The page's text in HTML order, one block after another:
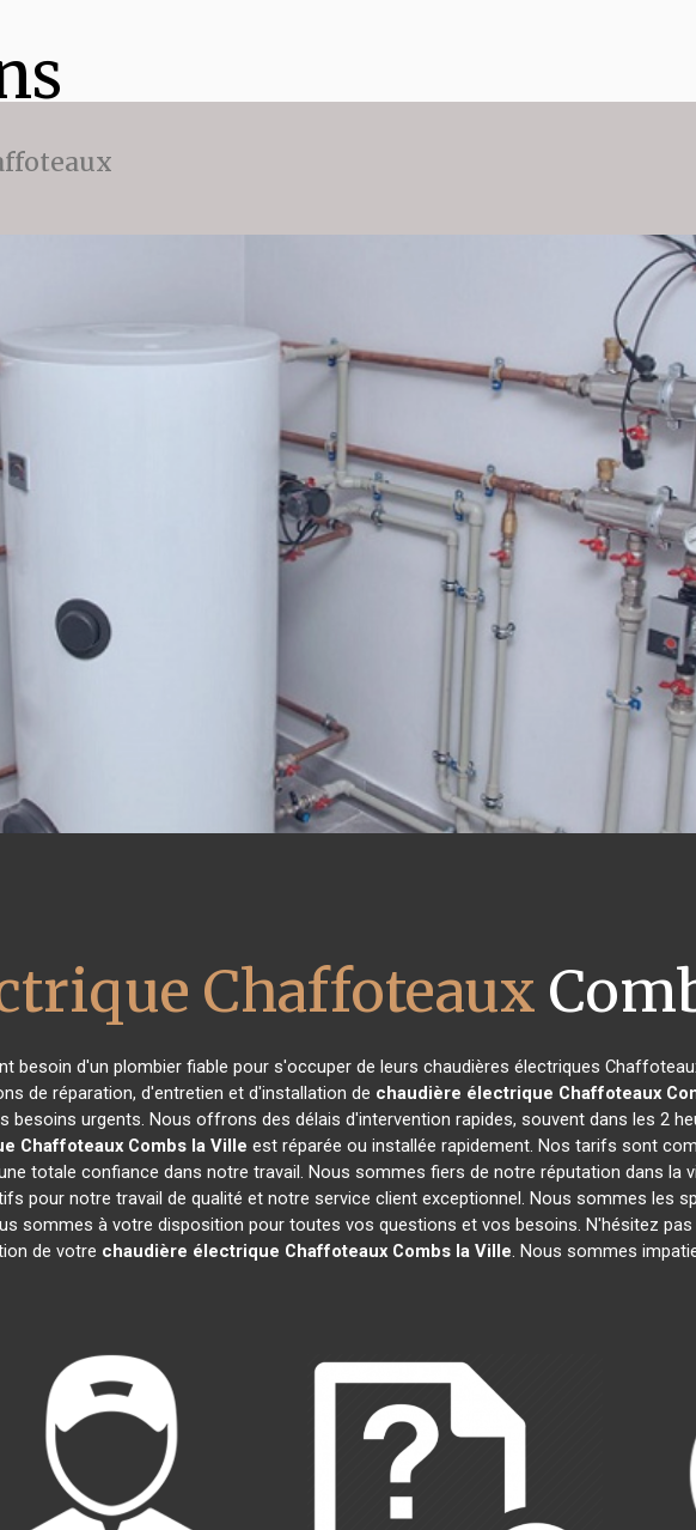
Chaffoteaux
besoin d'un plombier fiable pour s'occuper de leurs chaudières électriques
de réparation, d'entretien et d'installation de chaudière électrique Chaffoteaux
besoins urgents. Nous offrons des délais d'intervention rapides, souvent dans les 2
Chaffoteaux Combs la Ville est réparée ou installée rapidement. Nos tarifs sont
totale confiance dans notre travail. Nous sommes fiers de notre réputation dans la
pour notre travail de qualité et notre service client exceptionnel. Nous sommes les
sommes à votre disposition pour toutes vos questions et vos besoins. N'hésitez
de votre chaudière électrique Chaffoteaux Combs la Ville. Nous sommes